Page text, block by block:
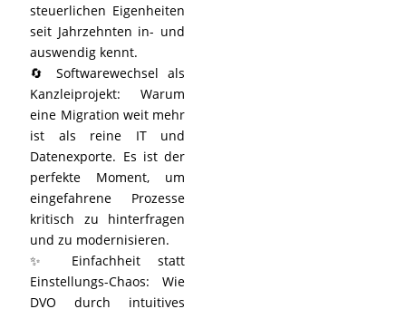
steuerlichen Eigenheiten
seit Jahrzehnten in- und
auswendig kennt.
🔄 Softwarewechsel als
Kanzleiprojekt: Warum
eine Migration weit mehr
ist als reine IT und
Datenexporte. Es ist der
perfekte Moment, um
eingefahrene Prozesse
kritisch zu hinterfragen
und zu modernisieren.
✨ Einfachheit statt
Einstellungs-Chaos: Wie
DVO durch intuitives